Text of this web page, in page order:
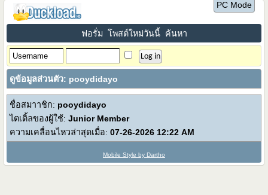
PC Mode
ฟอรั่ม โพสต์ใหม่วันนี้ ค้นหา
ดูข้อมูลส่วนตัว: pooydidayo
ชื่อสมาาชิก: pooydidayo
ไตเติ้ลของผู้ใช้:Junior Member
ความเคลื่อนไหวล่าสุดเมื่อ: 07-26-2026 12:22 AM
Mobile Style by Dartho